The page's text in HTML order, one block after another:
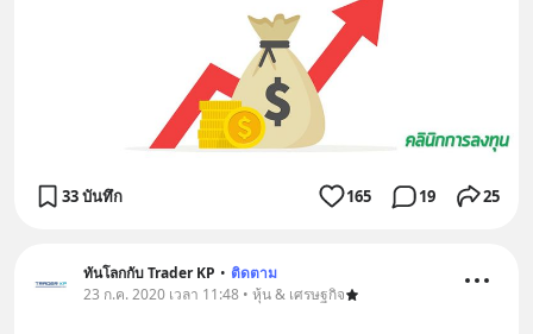
33 บันทึก 165 19 25
ทันโลกกับ Trader KP • ติดตาม
23 ก.ค. 2020 เวลา 11:48 • หุ้น & เศรษฐกิจ